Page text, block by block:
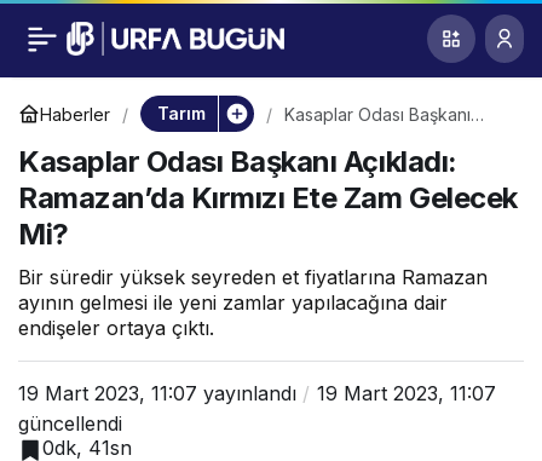
Haberler Tarım
Kasaplar Odası Başkanı
Ete Zam Gelecek Mi?
Kasaplar Odası Başkanı Açıkladı:
Ramazan’da Kırmızı Ete Zam Gelecek
Mi?
Bir süredir yüksek seyreden et fiyatlarına Ramazan
ayının gelmesi ile yeni zamlar yapılacağına dair
endişeler ortaya çıktı.
19 Mart 2023, 11:07 yayınlandı
19 Mart 2023, 11:07
güncellendi
0dk, 41sn
Kasaplar Odası
Başkanı Açıkladı:
Ramazan’da Kırmızı
Ete Zam Gelecek Mi?
0